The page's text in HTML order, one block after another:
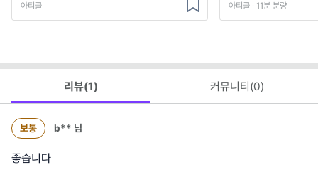
아티클 아티클 · 11분 분량
리뷰(1) 커뮤니티(0)
보통 b** 님
좋습니다